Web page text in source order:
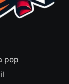
pop